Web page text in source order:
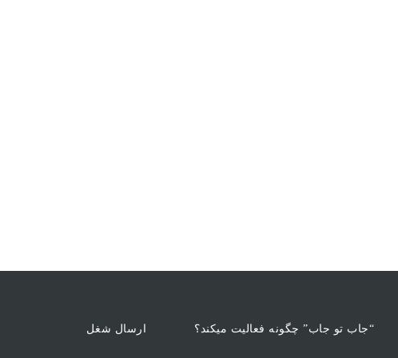
“جاب تو جاب” چگونه فعالیت میکند؟ ارسال شغل